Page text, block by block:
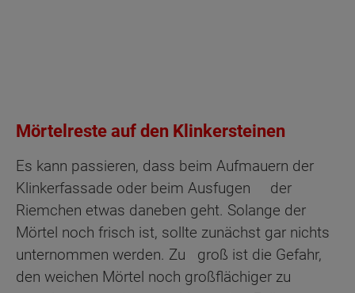
Mörtelreste auf den Klinkersteinen
Es kann passieren, dass beim Aufmauern der
Klinkerfassade oder beim Ausfugen der
Riemchen etwas daneben geht. Solange der
Mörtel noch frisch ist, sollte zunächst gar nichts
unternommen werden. Zu groß ist die Gefahr,
den weichen Mörtel noch großflächiger zu